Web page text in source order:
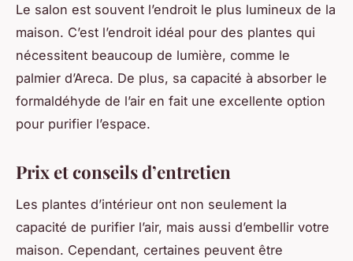
Le salon est souvent l’endroit le plus lumineux de la
maison. C’est l’endroit idéal pour des plantes qui
nécessitent beaucoup de lumière, comme le
palmier d’Areca. De plus, sa capacité à absorber le
formaldéhyde de l’air en fait une excellente option
pour purifier l’espace.
Prix et conseils d’entretien
Les plantes d’intérieur ont non seulement la
capacité de purifier l’air, mais aussi d’embellir votre
maison. Cependant, certaines peuvent être